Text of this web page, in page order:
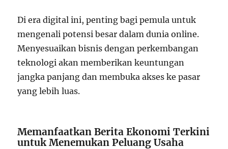
Di era digital ini, penting bagi pemula untuk
mengenali potensi besar dalam dunia online.
Menyesuaikan bisnis dengan perkembangan
teknologi akan memberikan keuntungan
jangka panjang dan membuka akses ke pasar
yang lebih luas.
Memanfaatkan Berita Ekonomi Terkini
untuk Menemukan Peluang Usaha